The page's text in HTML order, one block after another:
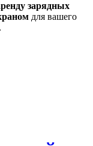
зарядных
для вашего